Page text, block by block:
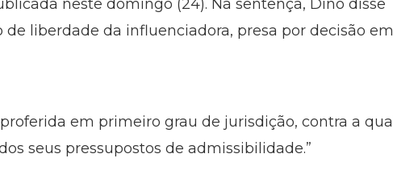
neste domingo (24). Na sentença, Dino disse
liberdade da influenciadora, presa por decisão em
em primeiro grau de jurisdição, contra a qual
seus pressupostos de admissibilidade.”